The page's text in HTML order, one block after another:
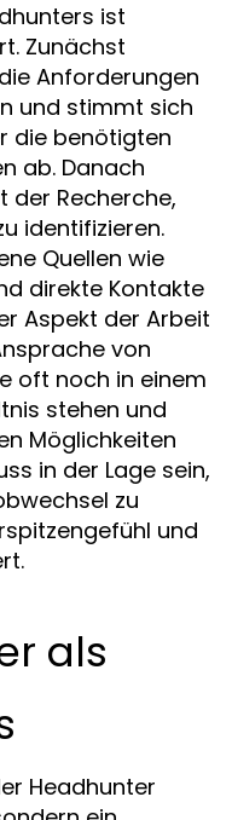
ist
Zunächst
Anforderungen
und stimmt sich
die benötigten
ab. Danach
der Recherche,
identifizieren.
Quellen wie
direkte Kontakte
Aspekt der Arbeit
von
oft noch in einem
stehen und
Möglichkeiten
in der Lage sein,
zu
und
als
Headhunter